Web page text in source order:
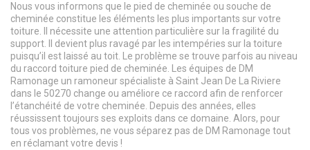
Nous vous informons que le pied de cheminée ou souche de
cheminée constitue les éléments les plus importants sur votre
toiture. Il nécessite une attention particulière sur la fragilité du
support. Il devient plus ravagé par les intempéries sur la toiture
puisqu’il est laissé au toit. Le problème se trouve parfois au niveau
du raccord toiture pied de cheminée. Les équipes de DM
Ramonage un ramoneur spécialiste à Saint Jean De La Riviere
dans le 50270 change ou améliore ce raccord afin de renforcer
l’étanchéité de votre cheminée. Depuis des années, elles
réussissent toujours ses exploits dans ce domaine. Alors, pour
tous vos problèmes, ne vous séparez pas de DM Ramonage tout
en réclamant votre devis !